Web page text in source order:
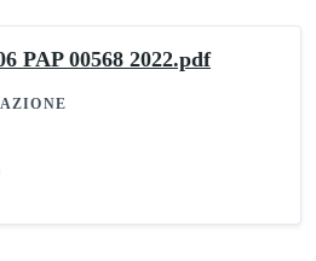
PAP 00568 2022.pdf